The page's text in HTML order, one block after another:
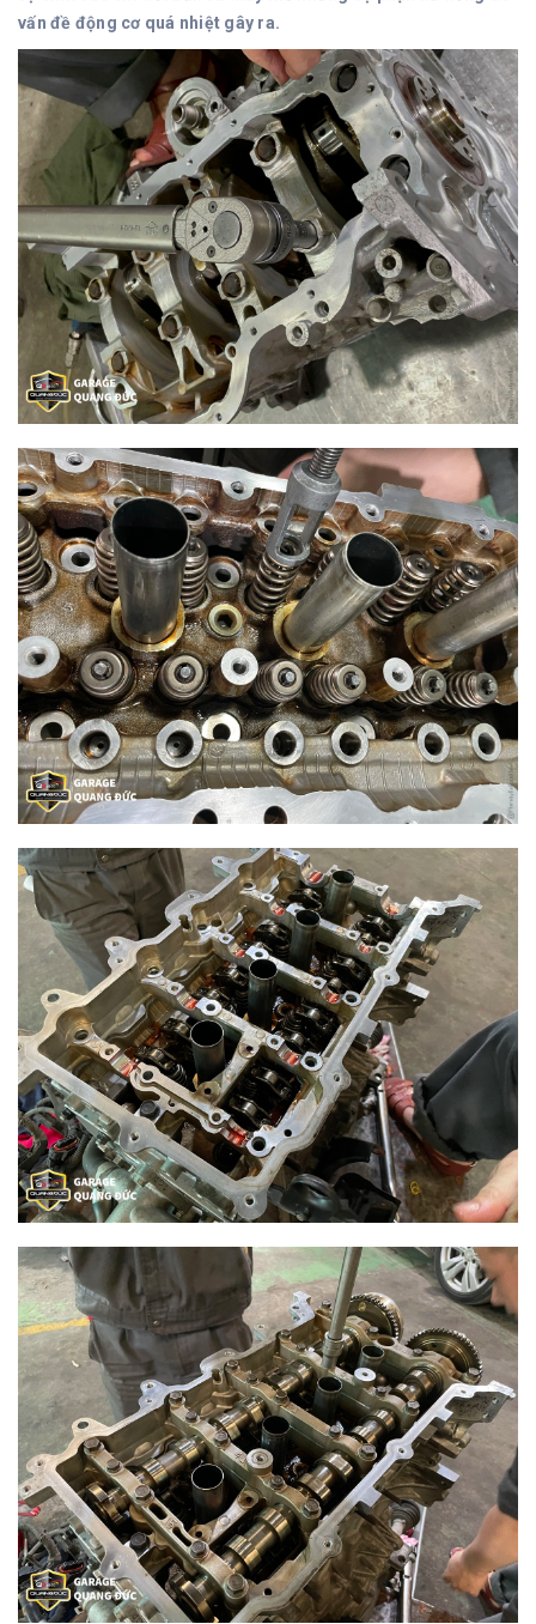
vấn đề động cơ quá nhiệt gây ra.